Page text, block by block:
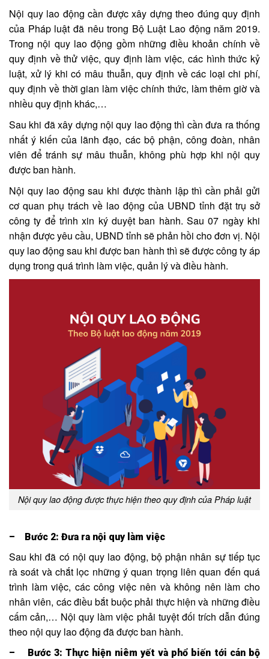
Nội quy lao động cần được xây dựng theo đúng quy định
của Pháp luật đã nêu trong Bộ Luật Lao động năm 2019.
Trong nội quy lao động gồm những điều khoản chính về
quy định về thử việc, quy định làm việc, các hình thức kỷ
luật, xử lý khi có mâu thuẫn, quy định về các loại chi phí,
quy định về thời gian làm việc chính thức, làm thêm giờ và
nhiều quy định khác,…
Sau khi đã xây dựng nội quy lao động thì cần đưa ra thống
nhất ý kiến của lãnh đạo, các bộ phận, công đoàn, nhân
viên để tránh sự mâu thuẫn, không phù hợp khi nội quy
được ban hành.
Nội quy lao động sau khi được thành lập thì cần phải gửi
cơ quan phụ trách về lao động của UBND tỉnh đặt trụ sở
công ty để trình xin ký duyệt ban hành. Sau 07 ngày khi
nhận được yêu cầu, UBND tỉnh sẽ phản hồi cho đơn vị. Nội
quy lao động sau khi được ban hành thì sẽ được công ty áp
dụng trong quá trình làm việc, quản lý và điều hành.
Nội quy lao động được thực hiện theo quy định của Pháp luật
– Bước 2: Đưa ra nội quy làm việc
Sau khi đã có nội quy lao động, bộ phận nhân sự tiếp tục
rà soát và chắt lọc những ý quan trọng liên quan đến quá
trình làm việc, các công việc nên và không nên làm cho
nhân viên, các điều bắt buộc phải thực hiện và những điều
cấm cản,… Nội quy làm việc phải tuyệt đối trích dẫn đúng
theo nội quy lao động đã được ban hành.
– Bước 3: Thực hiện niêm yết và phổ biến tới cán bộ